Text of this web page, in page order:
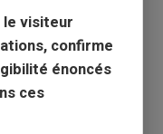
bancaire ?
le visiteur
confirme
énoncés
ces